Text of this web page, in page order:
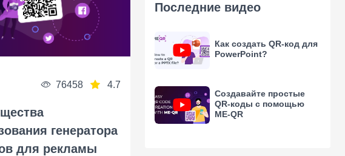
76458 4.7
генератора
для рекламы
Последние видео
Как создать QR-код для
PowerPoint?
Создавайте простые
QR-коды с помощью
ME-QR